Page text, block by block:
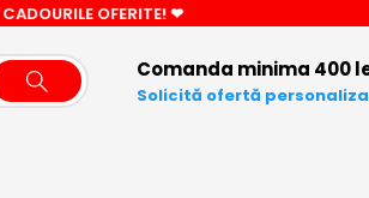
CIFRA LED LA COMENZI PESTE 3000 LEI!
Comanda minima 400
Solicită ofertă